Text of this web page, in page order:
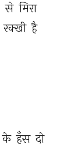
से मिरा
रक्खी है
के हँस दो